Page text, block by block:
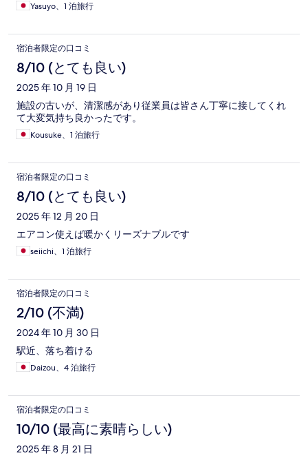
Yasuyo、1 泊旅行
宿泊者限定の口コミ
8/10 (とても良い)
2025 年 10 月 19 日
施設の古いが、清潔感があり従業員は皆さん丁寧に接してくれ
て大変気持ち良かったです。
Kousuke、1 泊旅行
宿泊者限定の口コミ
8/10 (とても良い)
2025 年 12 月 20 日
エアコン使えば暖かくリーズナブルです
seiichi、1 泊旅行
宿泊者限定の口コミ
2/10 (不満)
2024 年 10 月 30 日
駅近、落ち着ける
Daizou、4 泊旅行
宿泊者限定の口コミ
10/10 (最高に素晴らしい)
2025 年 8 月 21 日